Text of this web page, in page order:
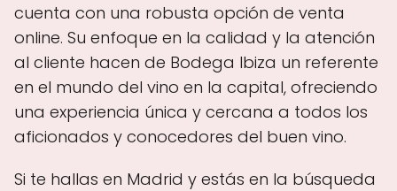
cuenta con una robusta opción de venta
online. Su enfoque en la calidad y la atención
al cliente hacen de Bodega Ibiza un referente
en el mundo del vino en la capital, ofreciendo
una experiencia única y cercana a todos los
aficionados y conocedores del buen vino.
Si te hallas en Madrid y estás en la búsqueda